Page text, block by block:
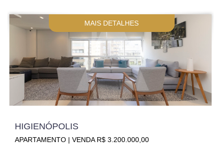
MAIS DETALHES
HIGIENÓPOLIS
APARTAMENTO | VENDA R$ 3.200.000,00